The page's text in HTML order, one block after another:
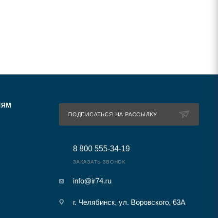
ПОДПИСАТЬСЯ НА РАССЫЛКУ
8 800 555-34-19
ЗАКАЗАТЬ ЗВОНОК
info@ir74.ru
г. Челябинск, ул. Воровского, 63А